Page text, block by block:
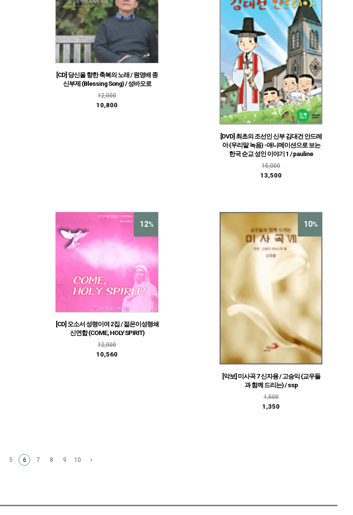
[CD] 당신을 향한 축복의 노래 / 원영배 종
신부제 (Blessing Song) / 성바오로
12,000
10,800
[DVD] 최초의 조선인 신부 김대건 안드레
아 (우리말 녹음) -애니메이션으로 보는
한국 순교 성인 이야기 1 / pauline
15,000
13,500
12%
[CD] 오소서 성령이여 2집 / 젊은이성령쇄
신연합 (COME, HOLY SPIRIT)
12,000
10,560
10%
[악보] 미사곡 7 신자용 / 고승익 (교우들
과 함께 드리는) / ssp
1,500
1,350
5 6 7 8 9 10